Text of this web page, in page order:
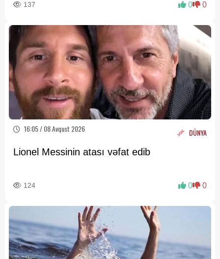
137 0 0
16:05 / 08 Avqust 2026 DÜNYA
Lionel Messinin atası vəfat edib
124 0 0